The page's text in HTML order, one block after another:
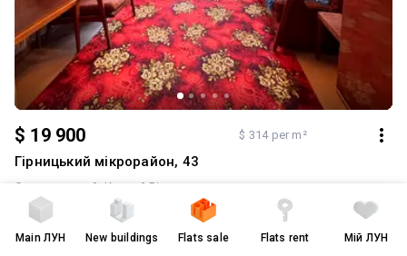
$ 19 900 $ 314 per m²
Гірницький мікрорайон, 43
Саксаганський
Кривий Ріг
Продажу 3 кімнатної квартири Саксаганський район, Кривий Ріг,
мікрорайон Гірницький 45. Площа - 63,4 м.кв Ціна - 19900$ 6 -
MainЛУН New buildings Flats sale Flats rent Мій ЛУН